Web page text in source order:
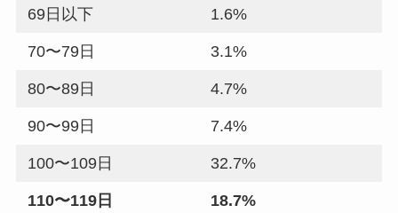
69日以下 1.6%
70〜79日 3.1%
80〜89日 4.7%
90〜99日 7.4%
100〜109日 32.7%
110〜119日 18.7%